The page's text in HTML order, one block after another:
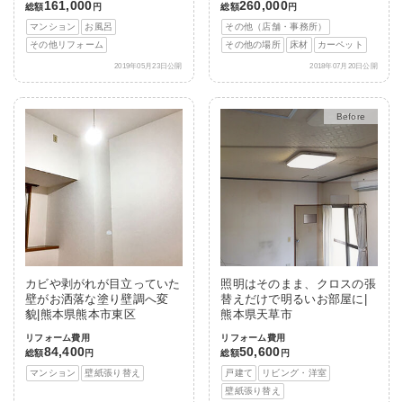
総額161,000 円
マンション
お風呂
その他リフォーム
2019年05月23日公開
総額260,000円
その他（店舗・事務所）
その他の場所
床材 カーペット
2018年07月20日公開
カビや剥がれが目立っていた
壁がお洒落な塗り壁調へ変
貌|熊本県熊本市東区
リフォーム費用
総額84,400円
マンション
壁紙張り替え
After
照明はそのまま、クロスの張
替えだけで明るいお部屋に|
熊本県天草市
リフォーム費用
総額50,600 円
戸建て
リビング・洋室
壁紙張り替え